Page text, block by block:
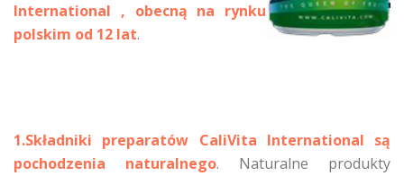
International , obecną na rynku
polskim od 12 lat.
1.Składniki preparatów CaliVita International są
pochodzenia naturalnego. Naturalne produkty